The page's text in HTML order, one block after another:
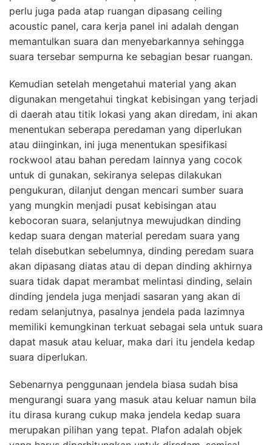
perlu juga pada atap ruangan dipasang ceiling
acoustic panel, cara kerja panel ini adalah dengan
memantulkan suara dan menyebarkannya sehingga
suara tersebar sempurna ke sebagian besar ruangan.
Kemudian setelah mengetahui material yang akan
digunakan mengetahui tingkat kebisingan yang terjadi
di daerah atau titik lokasi yang akan diredam, ini akan
menentukan seberapa peredaman yang diperlukan
atau diinginkan, ini juga menentukan spesifikasi
rockwool atau bahan peredam lainnya yang cocok
untuk di gunakan, sekiranya selepas dilakukan
pengukuran, dilanjut dengan mencari sumber suara
yang mungkin menjadi pusat kebisingan atau
kebocoran suara, selanjutnya mewujudkan dinding
kedap suara dengan material peredam suara yang
telah disebutkan sebelumnya, dinding peredam suara
akan dipasang diatas atau di depan dinding akhirnya
suara tidak dapat merambat melintasi dinding, selain
dinding jendela juga menjadi sasaran yang akan di
redam selanjutnya, pasalnya jendela pada lazimnya
memiliki kemungkinan terkuat sebagai sela untuk suara
dapat masuk atau keluar, maka dari itu jendela kedap
suara diperlukan.
Sebenarnya penggunaan jendela biasa sudah bisa
mengurangi suara yang masuk atau keluar namun bila
itu dirasa kurang cukup maka jendela kedap suara
merupakan pilihan yang tepat. Plafon adalah objek